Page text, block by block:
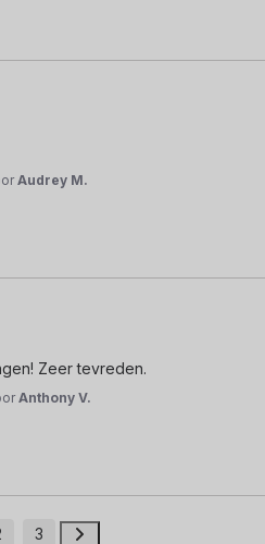
Audrey M.
Zeer tevreden.
Anthony V.
3